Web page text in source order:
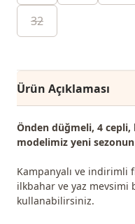
32
Ürün Açıklaması
Önden düğmeli, 4
modelimiz yeni sezonun
Kampanyalı ve indirimli
ilkbahar ve yaz mevsimi
kullanabilirsiniz.